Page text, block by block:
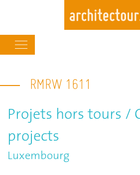
navigation
RMRW 1611
Projets hors tours /
projects
Luxembourg